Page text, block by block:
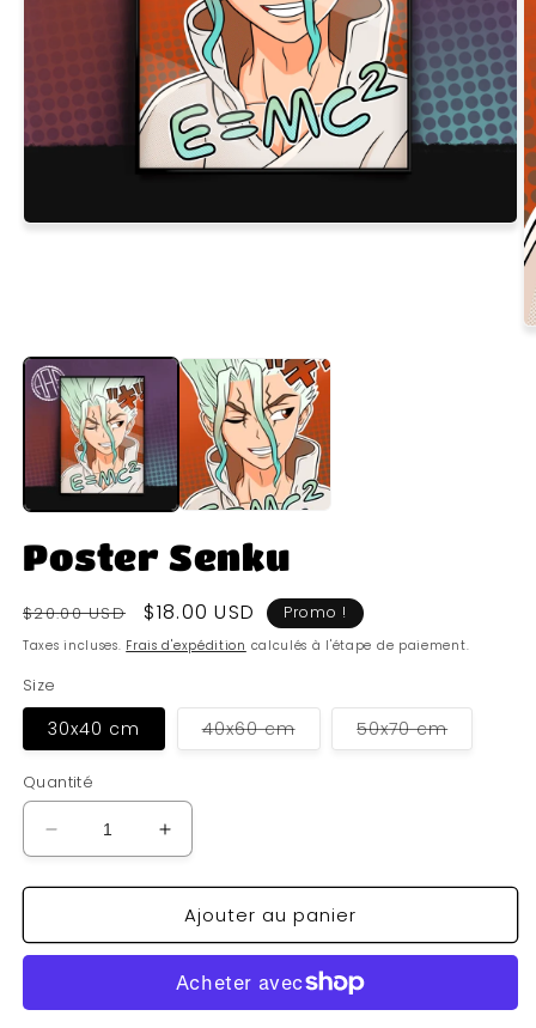
Poster Senku
Prix
habituel
$20.00 USD
Prix
soldé
$18.00 USD Promo !
Taxes incluses. Frais d'expédition calculés à l'étape de paiement.
Size
30x40 cm 40x60 cmVariante
épuisée
50x70 cmVariante
épuisée
Quantité
Réduire
la
quantité
Poster
Augmenter
la
quantité
de
Poster
Ajouter au panier